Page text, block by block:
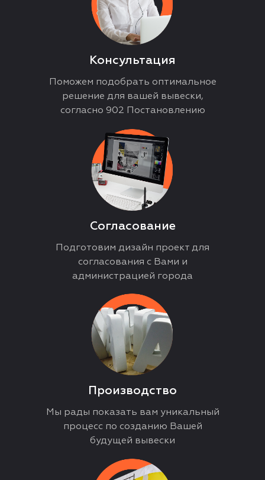
Поможем подобрать оптимальное
решение для вашей вывески,
согласно 902 Постановлению
Консультация
Подготовим дизайн проект для
согласования с Вами и
администрацией города
Согласование
Мы рады показать вам уникальный
процесс по созданию Вашей
будущей вывески
Производство